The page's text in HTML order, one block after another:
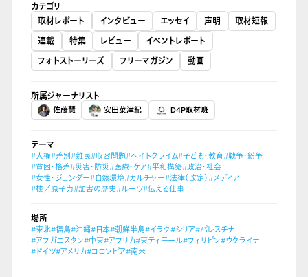
カテゴリ
取材レポート
インタビュー エッセイ 声明
取材短報
連載
特集 レビュー
イベントレポート
フォトストーリーズ
フリーマガジン 動画
所属ジャーナリスト
佐藤慧 安田菜津紀 D4P取材班
テーマ
#人権#差別#難民#収容問題#ヘイトクライム#子ども・教育#戦争・紛争
#貧困・格差#災害・防災#医療・ケア#平和構築#政治・社会
#女性・ジェンダー#自然環境#カルチャー#法律（改定）#メディア
#核／原子力#加害の歴史#ルーツ#伝える仕事
場所
#東北#福島#沖縄#日本#朝鮮半島#イラク#シリア#パレスチナ
#アフガニスタン#中東#アフリカ#東ティモール#フィリピン#ウクライナ
#ドイツ#アメリカ#コロンビア#南米